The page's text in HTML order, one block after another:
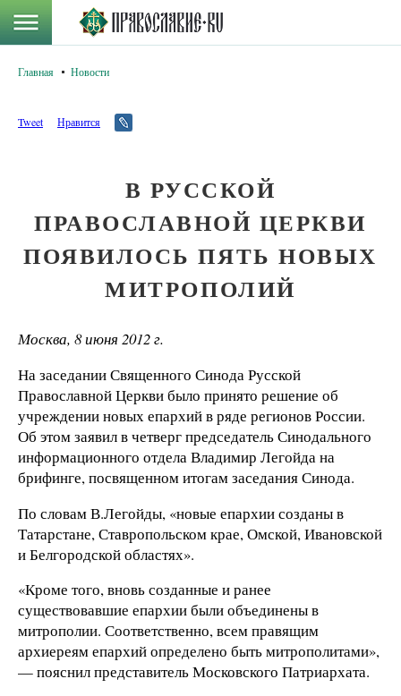
Главная Новости
Tweet Нравится
В РУССКОЙ
ПРАВОСЛАВНОЙ ЦЕРКВИ
ПОЯВИЛОСЬ ПЯТЬ НОВЫХ
МИТРОПОЛИЙ
Москва, 8 июня 2012 г.
На заседании Священного Синода Русской
Православной Церкви было принято решение об
учреждении новых епархий в ряде регионов России.
Об этом заявил в четверг председатель Синодального
информационного отдела Владимир Легойда на
брифинге, посвященном итогам заседания Синода.
По словам В.Легойды, «новые епархии созданы в
Татарстане, Ставропольском крае, Омской, Ивановской
и Белгородской областях».
«Кроме того, вновь созданные и ранее
существовавшие епархии были объединены в
митрополии. Соответственно, всем правящим
архиереям епархий определено быть митрополитами»,
— пояснил представитель Московского Патриархата.